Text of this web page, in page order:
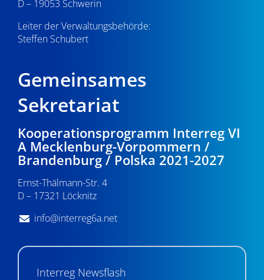
a
v
i
i
D – 19053 Schwerin
Leiter der Verwaltungsbehörde:
Steffen Schubert
Gemeinsames
Sekretariat
Kooperationsprogramm Interreg VI
A Mecklenburg-Vorpommern /
Brandenburg / Polska 2021-2027
Ernst-Thälmann-Str. 4
D – 17321 Löcknitz
info@interreg6a.net
Interreg Newsflash